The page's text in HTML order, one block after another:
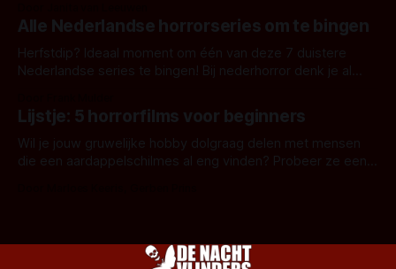
Alle Nederlandse horrorseries om te bingen
Herfstdip? Ideaal moment om één van deze 7 duistere
Nederlandse series te bingen! Bij nederhorror denk je al
Amsterdamned of The Johnsons. Maar Nederlandse horror
is niet beperkt tot films. Hier een aantal Nederlandse tv-
series uit het duistere of horrorgenre. Als
Lijstje: 5 horrorfilms voor beginners
Wil je jouw gruwelijke hobby dolgraag delen met mensen
die een aardappelschilmes al eng vinden? Probeer ze eens